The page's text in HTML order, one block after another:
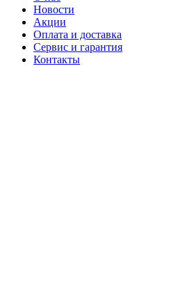
Новости
Акции
Оплата и доставка
Сервис и гарантия
Контакты